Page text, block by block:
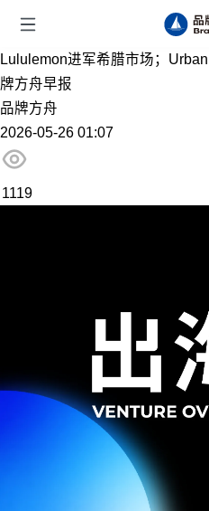
Lululemon进军希腊市场；
牌方舟早报
品牌方舟
2026-05-26 01:07
1119